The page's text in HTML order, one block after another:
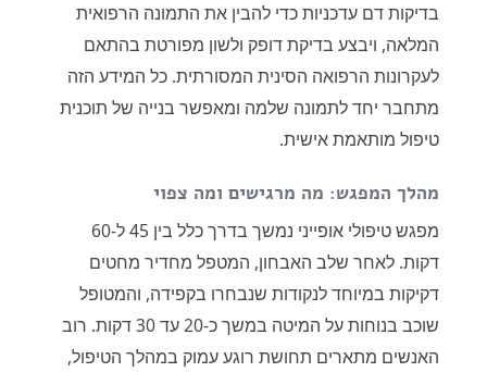
בדיקות דם עדכניות כדי להבין את התמונה הרפואית
המלאה, ויבצע בדיקת דופק ולשון מפורטת בהתאם
לעקרונות הרפואה הסינית המסורתית. כל המידע הזה
מתחבר יחד לתמונה שלמה ומאפשר בנייה של תוכנית
טיפול מותאמת אישית.
מהלך המפגש: מה מרגישים ומה צפוי
מפגש טיפולי אופייני נמשך בדרך כלל בין 45 ל-60
דקות. לאחר שלב האבחון, המטפל מחדיר מחטים
דקיקות במיוחד לנקודות שנבחרו בקפידה, והמטופל
שוכב בנוחות על המיטה במשך כ-20 עד 30 דקות. רוב
האנשים מתארים תחושת רוגע עמוק במהלך הטיפול,